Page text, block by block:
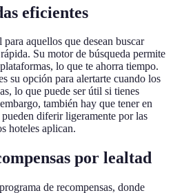
eficientes
aquellos que desean buscar
Su motor de búsqueda permite
lo que te ahorra tiempo.
su opción para alertarte cuando los
lo que puede ser útil si tienes
también hay que tener en
diferir ligeramente por las
hoteles aplican.
por lealtad
de recompensas, donde